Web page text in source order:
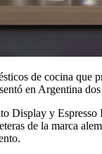
de cocina que
en Argentina
Display y
de la marca